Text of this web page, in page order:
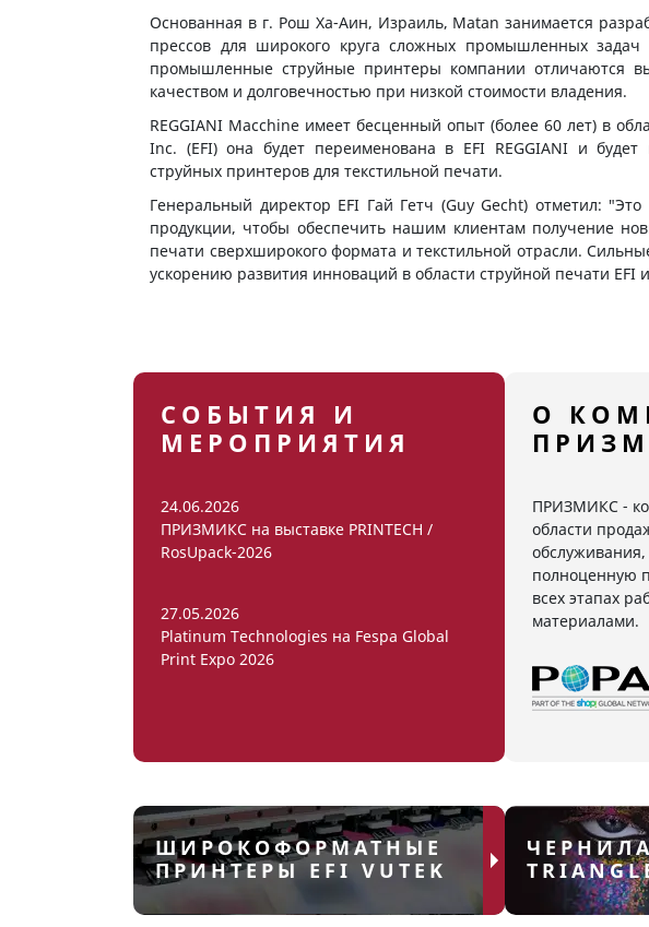
Основанная в г. Рош Ха-Аин, Израиль, Matan занимается
прессов для широкого круга сложных промышленных
промышленные струйные принтеры компании отличаются
качеством и долговечностью при низкой стоимости владения.
REGGIANI Macchine имеет бесценный опыт (более 60 лет) в
Inc. (EFI) она будет переименована в EFI REGGIANI и
струйных принтеров для текстильной печати.
Генеральный директор EFI Гай Гетч (Guy Gecht) отметил:
продукции, чтобы обеспечить нашим клиентам получение
печати сверхширокого формата и текстильной отрасли.
ускорению развития инноваций в области струйной печати EFI
СОБЫТИЯ И
МЕРОПРИЯТИЯ
24.06.2026
ПРИЗМИКС на выставке PRINTECH /
RosUpack-2026
27.05.2026
Platinum Technologies на Fespa Global
Print Expo 2026
О
ПРИЗМИКС -
области
обслуживания,
полноценную
всех этапах
материалами.
ШИРОКОФОРМАТНЫЕ
ПРИНТЕРЫ EFI VUTEK